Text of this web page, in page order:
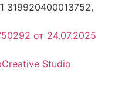
319920400013752,
от 24.07.2025
Studio